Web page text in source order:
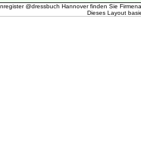
@dressbuch Hannover finden Sie
Dieses Layout